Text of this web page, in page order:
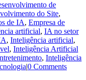
de
do Site,
de IA, Empresa de
artificial, IA no setor
, Inteligência artificial,
, Inteligência Artificial
, Inteligência
|0 Comments